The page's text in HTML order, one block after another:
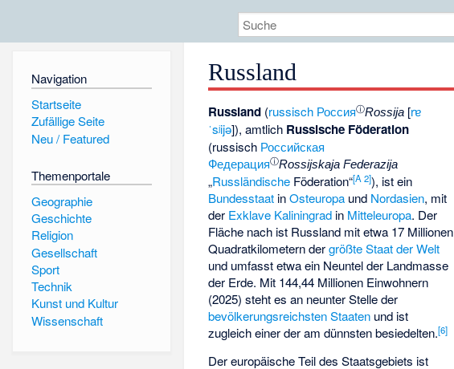
Navigation
Startseite
Zufällige Seite
Neu / Featured
Themenportale
Geographie
Geschichte
Religion
Gesellschaft
Sport
Technik
Kunst und Kultur
Wissenschaft
Russland
Russland (russisch РоссияⓘRossija [rɐ
ˈsʲijə]), amtlich Russische Föderation
(russisch Российская
ФедерацияⓘRossijskaja Federazija
„Russländische Föderation“[A 2]), ist ein
Bundesstaat inOsteuropa und Nordasien, mit
der Exklave Kaliningrad in Mitteleuropa. Der
Fläche nach ist Russland mit etwa 17 Millionen
Quadratkilometern dergrößte Staat der Welt
und umfasst etwa ein Neuntel der Landmasse
der Erde. Mit 144,44 Millionen Einwohnern
(2025) steht es an neunter Stelle der
bevölkerungsreichsten Staaten und ist
zugleich einer der am dünnsten besiedelten.[6]
Dereuropäische Teildes Staatsgebiets ist